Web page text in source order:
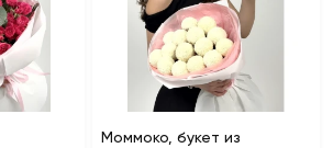
Моммоко, букет из